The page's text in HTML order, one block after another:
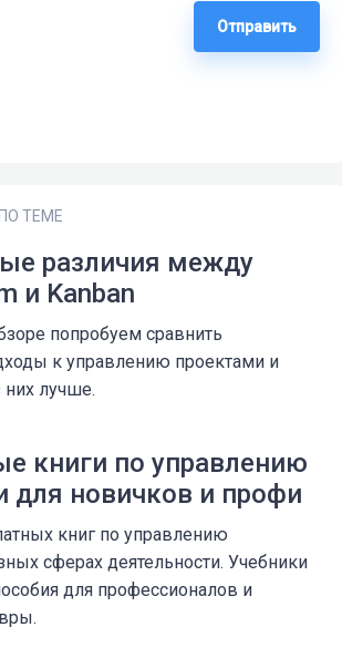
Отправить
ТЕМЕ
различия между
и Kanban
попробуем сравнить
к управлению проектами и
них лучше.
книги по управлению
для новичков и профи
книг по управлению
сферах деятельности. Учебники
для профессионалов и